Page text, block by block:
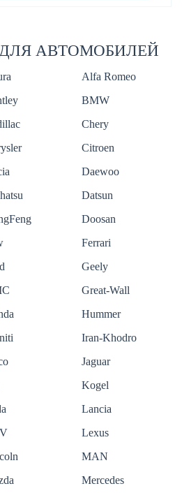
АВТОМОБИЛЕЙ
Alfa Romeo
BMW
Chery
Citroen
Daewoo
Datsun
Doosan
Ferrari
Geely
Great-Wall
Hummer
Iran-Khodro
Jaguar
Kogel
Lancia
Lexus
MAN
Mercedes